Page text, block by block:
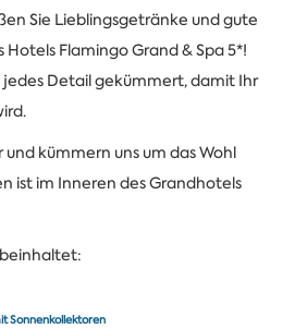
Sie Lieblingsgetränke und gute
Flamingo Grand & Spa 5*!
jedes Detail gekümmert, damit Ihr
kümmern uns um das Wohl
ist im Inneren des Grandhotels
Sonnenkollektoren